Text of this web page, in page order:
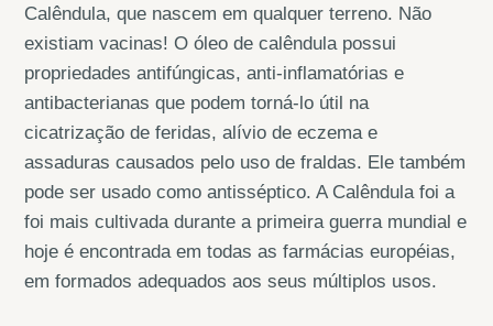
Calêndula, que nascem em qualquer terreno. Não
existiam vacinas! O óleo de calêndula possui
propriedades antifúngicas, anti-inflamatórias e
antibacterianas que podem torná-lo útil na
cicatrização de feridas, alívio de eczema e
assaduras causados pelo uso de fraldas. Ele também
pode ser usado como antisséptico. A Calêndula foi a
foi mais cultivada durante a primeira guerra mundial e
hoje é encontrada em todas as farmácias européias,
em formados adequados aos seus múltiplos usos.